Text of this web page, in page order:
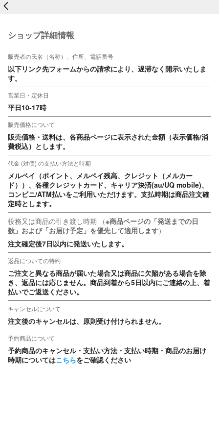
戻る
ショップ詳細情報
販売者の氏名（名称）、住所、電話番号
以下リンク先フォームからの請求により、遅滞なく開示いたしま
す。
営業日・定休日
平日10-17時
販売価格について
販売価格・送料は、各商品ページに表示された金額（表示価格/消
費税込）とします。
代金 (対価) の支払い方法と時期
メルペイ（ポイント、メルペイ残高、クレジット（メルカー
ド））、各種クレジットカード、キャリア決済(au/UQ mobile)、
コンビニ/ATM払いをご利用いただけます。支払時期は商品注文確
定時とします。
役務又は商品の引き渡し時期
（※商品ページの「発送までの日
数」および「お届け予定」を優先して適用します）
注文確定後7日以内に発送いたします。
返品についての特約
ご注文と異なる商品が届いた場合又は商品に欠陥がある場合を除
き、返品には応じません。商品到着から5日以内にご連絡の上、着
払いでご返送ください。
キャンセルについて
注文後のキャンセルは、原則受け付けられません。
予約商品について
予約商品のキャンセル・支払い方法・支払い時期・商品のお届け
時期についてはこちらをご確認ください